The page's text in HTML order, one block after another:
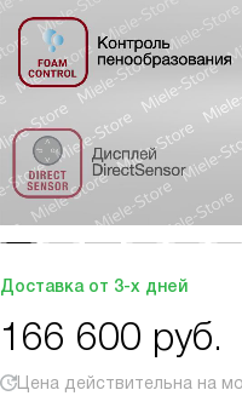
Доставка от 3-х дней
166 600 руб.
Цена действительна на